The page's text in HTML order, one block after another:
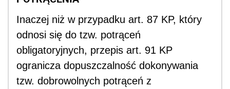
Inaczej niż w przypadku art. 87 KP, który
odnosi się do tzw. potrąceń
obligatoryjnych, przepis art. 91 KP
ogranicza dopuszczalność dokonywania
tzw. dobrowolnych potrąceń z